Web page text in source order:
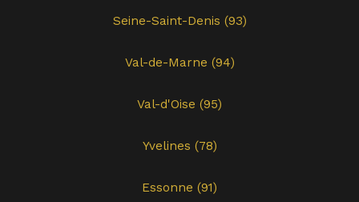
Seine-Saint-Denis (93)
Val-de-Marne (94)
Val-d'Oise (95)
Yvelines (78)
Essonne (91)